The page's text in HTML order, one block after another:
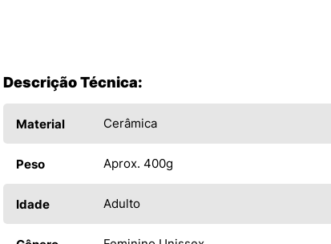
Descrição Técnica:
Material Cerâmica
Peso Aprox. 400g
Idade Adulto